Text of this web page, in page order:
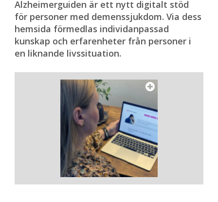
Alzheimerguiden är ett nytt digitalt stöd
för personer med demenssjukdom. Via dess
hemsida förmedlas individanpassad
kunskap och erfarenheter från personer i
en liknande livssituation.